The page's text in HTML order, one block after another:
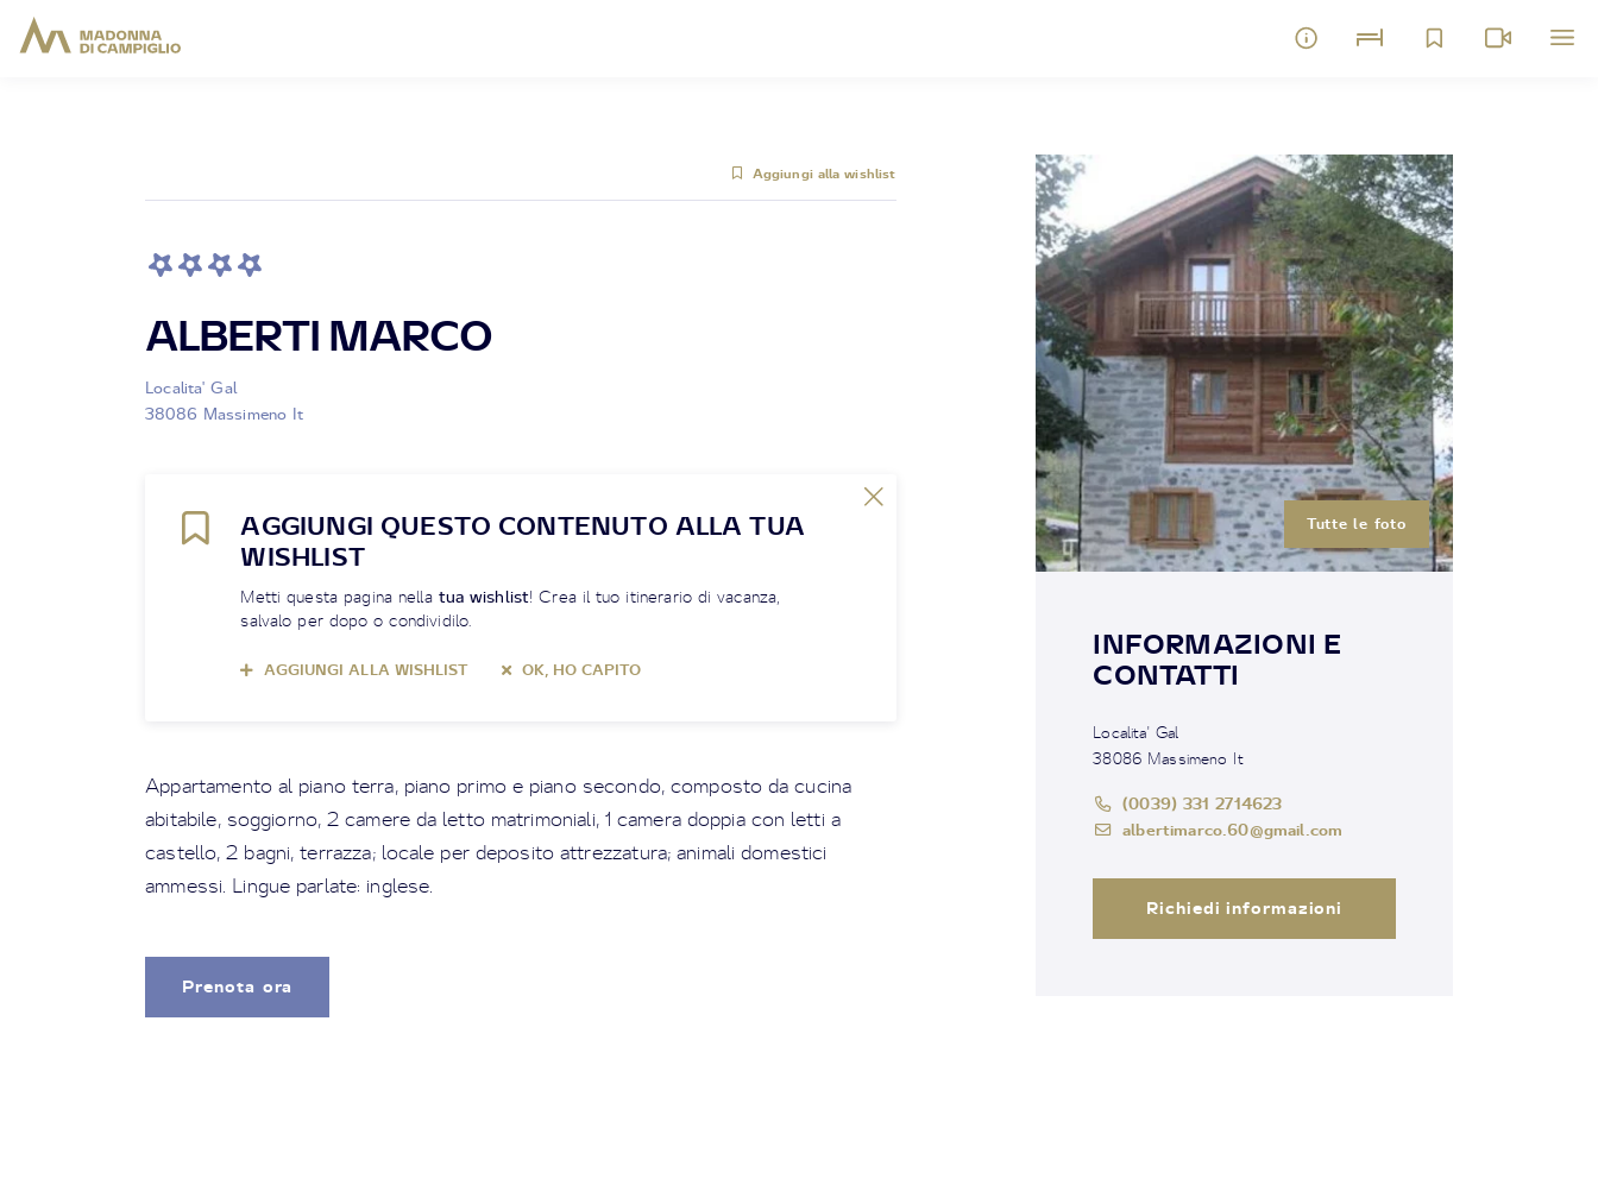
Aggiungi alla wishlist
ALBERTI MARCO
Localita' Gal
38086 Massimeno It
AGGIUNGI QUESTO CONTENUTO ALLA TUA
WISHLIST
Metti questa pagina nella tua wishlist! Crea il tuo itinerario di vacanza,
salvalo per dopo o condividilo.
AGGIUNGI ALLA WISHLIST OK, HO CAPITO
Appartamento al piano terra, piano primo e piano secondo, composto da cucina
abitabile, soggiorno, 2 camere da letto matrimoniali, 1 camera doppia con letti a
castello, 2 bagni, terrazza; locale per deposito attrezzatura; animali domestici
ammessi. Lingue parlate: inglese.
Prenota ora
Tutte le foto
INFORMAZIONI E
CONTATTI
Localita' Gal
38086 Massimeno It
(0039) 331 2714623
albertimarco.60@gmail.com
Richiedi informazioni